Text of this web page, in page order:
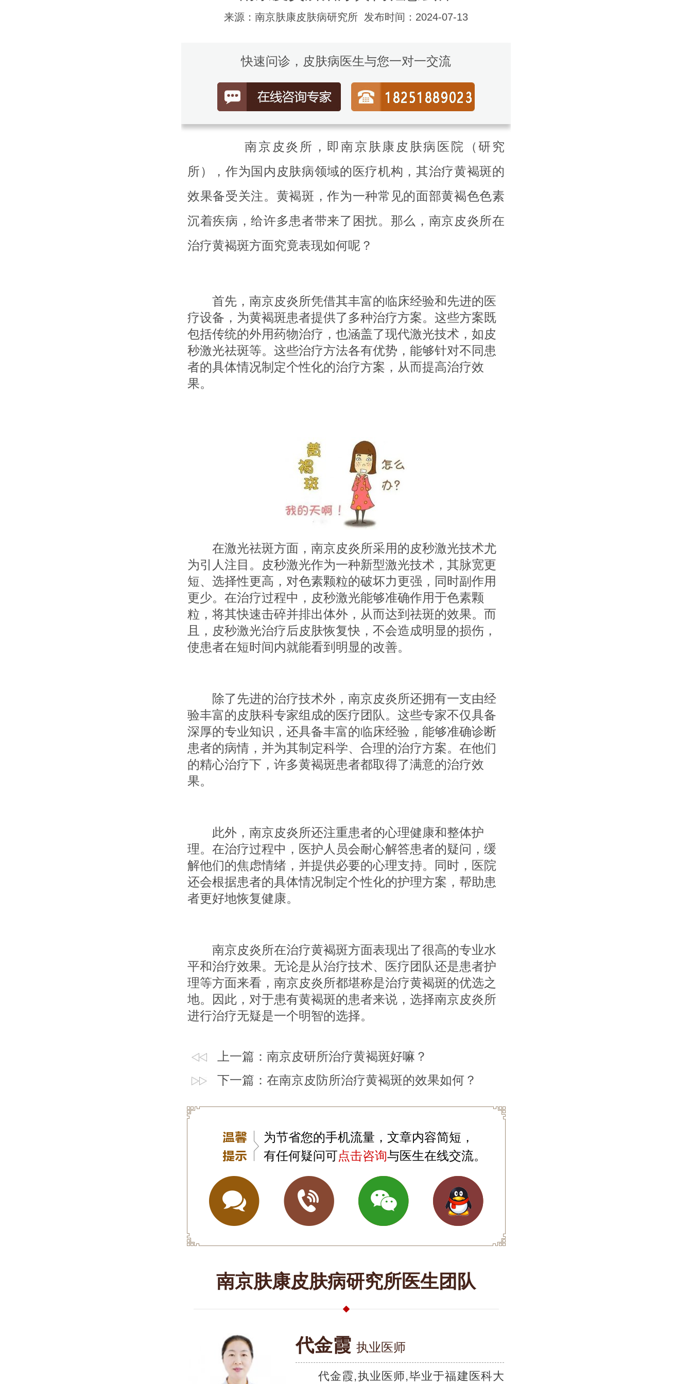
来源：南京肤康皮肤病研究所 发布时间：2024-07-13
快速问诊，皮肤病医生与您一对一交流
南京皮炎所，即南京肤康皮肤病医院（研究
所），作为国内皮肤病领域的医疗机构，其治疗黄褐斑的
效果备受关注。黄褐斑，作为一种常见的面部黄褐色色素
沉着疾病，给许多患者带来了困扰。那么，南京皮炎所在
治疗黄褐斑方面究竟表现如何呢？
首先，南京皮炎所凭借其丰富的临床经验和先进的医
疗设备，为黄褐斑患者提供了多种治疗方案。这些方案既
包括传统的外用药物治疗，也涵盖了现代激光技术，如皮
秒激光祛斑等。这些治疗方法各有优势，能够针对不同患
者的具体情况制定个性化的治疗方案，从而提高治疗效
果。
在激光祛斑方面，南京皮炎所采用的皮秒激光技术尤
为引人注目。皮秒激光作为一种新型激光技术，其脉宽更
短、选择性更高，对色素颗粒的破坏力更强，同时副作用
更少。在治疗过程中，皮秒激光能够准确作用于色素颗
粒，将其快速击碎并排出体外，从而达到祛斑的效果。而
且，皮秒激光治疗后皮肤恢复快，不会造成明显的损伤，
使患者在短时间内就能看到明显的改善。
除了先进的治疗技术外，南京皮炎所还拥有一支由经
验丰富的皮肤科专家组成的医疗团队。这些专家不仅具备
深厚的专业知识，还具备丰富的临床经验，能够准确诊断
患者的病情，并为其制定科学、合理的治疗方案。在他们
的精心治疗下，许多黄褐斑患者都取得了满意的治疗效
果。
此外，南京皮炎所还注重患者的心理健康和整体护
理。在治疗过程中，医护人员会耐心解答患者的疑问，缓
解他们的焦虑情绪，并提供必要的心理支持。同时，医院
还会根据患者的具体情况制定个性化的护理方案，帮助患
者更好地恢复健康。
南京皮炎所在治疗黄褐斑方面表现出了很高的专业水
平和治疗效果。无论是从治疗技术、医疗团队还是患者护
理等方面来看，南京皮炎所都堪称是治疗黄褐斑的优选之
地。因此，对于患有黄褐斑的患者来说，选择南京皮炎所
进行治疗无疑是一个明智的选择。
上一篇： 南京皮研所治疗黄褐斑好嘛？
下一篇： 在南京皮防所治疗黄褐斑的效果如何？
为节省您的手机流量，文章内容简短，
有任何疑问可点击咨询与医生在线交流。
南京肤康皮肤病研究所医生团队
代金霞 执业医师
代金霞,执业医师,毕业于福建医科大